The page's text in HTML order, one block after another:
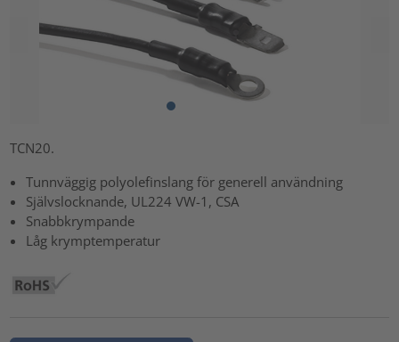
TCN20.
Tunnväggig polyolefinslang för generell användning
Självslocknande, UL224 VW-1, CSA
Snabbkrympande
Låg krymptemperatur